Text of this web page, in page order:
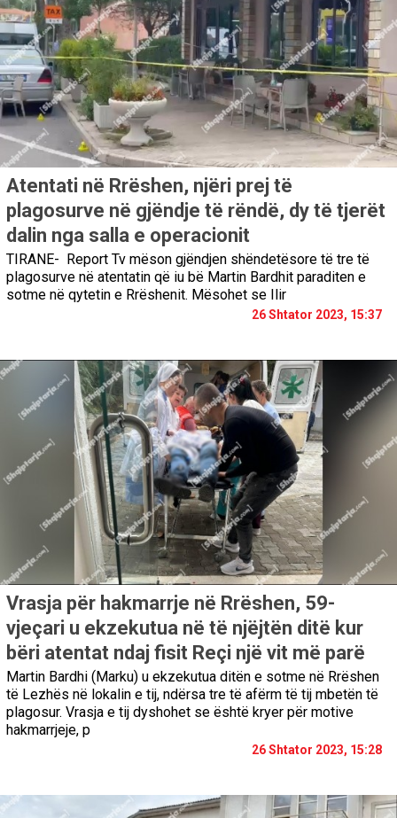
Atentati në Rrëshen, njëri prej të
plagosurve në gjëndje të rëndë, dy të tjerët
dalin nga salla e operacionit
TIRANE- Report Tv mëson gjëndjen shëndetësore të tre të
plagosurve në atentatin që iu bë Martin Bardhit paraditen e
sotme në qytetin e Rrëshenit. Mësohet se Ilir
26 Shtator 2023, 15:37
Vrasja për hakmarrje në Rrëshen, 59-
vjeçari u ekzekutua në të njëjtën ditë kur
bëri atentat ndaj fisit Reçi një vit më parë
Martin Bardhi (Marku) u ekzekutua ditën e sotme në Rrëshen
të Lezhës në lokalin e tij, ndërsa tre të afërm të tij mbetën të
plagosur. Vrasja e tij dyshohet se është kryer për motive
hakmarrjeje, p
26 Shtator 2023, 15:28